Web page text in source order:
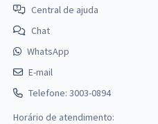
do Mato Grosso do Sul -
à vista
R$26,65
79,96 (-20%)
Central de ajuda
Chat
WhatsApp
E-mail
Telefone: 3003-0894
Horário de atendimento: